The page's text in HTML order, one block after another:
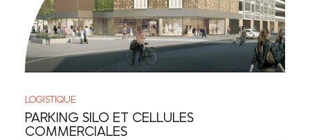
LOGISTIQUE
PARKING SILO ET CELLULES
COMMERCIALES